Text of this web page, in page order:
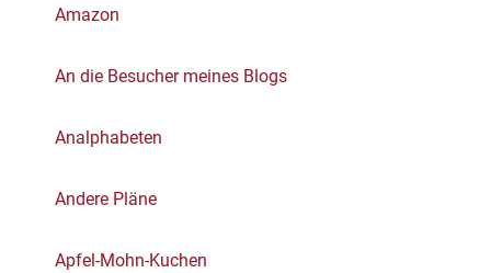
Amazon
An die Besucher meines Blogs
Analphabeten
Andere Pläne
Apfel-Mohn-Kuchen